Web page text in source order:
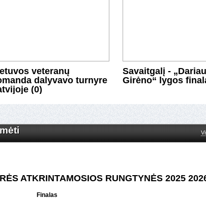
veteranų
dalyvavo turnyre
(0)
Savaitgalį -
Girėno“ lygos
ATKRINTAMOSIOS RUNGTYNĖS 2025
Finalas